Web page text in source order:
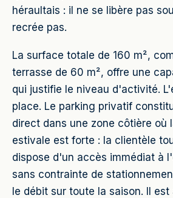
héraultais : il ne se libère pas
recrée pas.
La surface totale de 160 m²,
terrasse de 60 m², offre une
qui justifie le niveau d'activité.
place. Le parking privatif
direct dans une zone côtière où
estivale est forte : la clientèle
dispose d'un accès immédiat à
sans contrainte de
le débit sur toute la saison. Il